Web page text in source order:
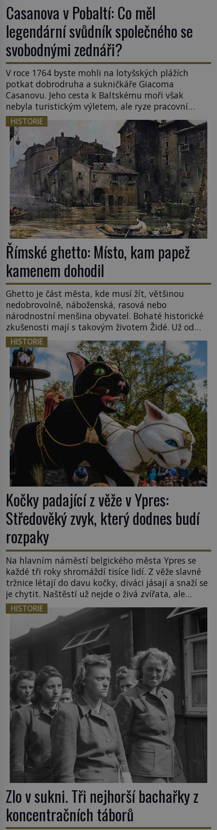
Casanova v Pobaltí: Co měl
legendární svůdník společného se
svobodnými zednáři?
V roce 1764 byste mohli na lotyšských plážích
potkat dobrodruha a sukničkáře Giacoma
Casanovu. Jeho cesta k Baltskému moři však
nebyla turistickým výletem, ale ryze pracovní
cestou se zištnými úmysly. Jaký cíl Casanova
sledoval, když se například procházel uličkami
lotyšské Rigy? Casanova v Pobaltí kontaktoval
tamní zednářské lóže. Nebyl v této oblasti žádným
nováčkem, protože do zednářské […]
HISTORIE
Římské ghetto: Místo, kam papež
kamenem dohodil
Ghetto je část města, kde musí žít, většinou
nedobrovolně, náboženská, rasová nebo
národnostní menšina obyvatel. Bohaté historické
zkušenosti mají s takovým životem Židé. Už od
středověku jsou totiž v každou chvíli nuceni v
nějakém žít. Mezi ty nejslavnější patří i římské
ghetto založené v roce 1555. Pokud jde o vztah
k Židům, nemá se Řím čím chlubit. […]
HISTORIE
Kočky padající z věže v Ypres:
Středověký zvyk, který dodnes budí
rozpaky
Na hlavním náměstí belgického města Ypres se
každé tři roky shromáždí tisíce lidí. Z věže slavné
tržnice létají do davu kočky, diváci jásají a snaží se
je chytit. Naštěstí už nejde o živá zvířata, ale
jenom o plyšové suvenýry. Kdysi to ale bylo jinak.
Tato veselá podívaná připomíná jeden z
nejpodivnějších a zároveň nejkrutějších zvyků […]
HISTORIE
Zlo v sukni. Tři nejhorší bachařky z
koncentračních táborů